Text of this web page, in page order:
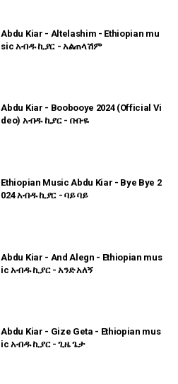
Abdu Kiar - Altelashim - Ethiopian mu
sic አብዱ ኪያር - አልጠላሽም
Abdu Kiar - Boobooye 2024 (Official Vi
deo) አብዱ ኪያር - ቡቡዬ
Ethiopian Music Abdu Kiar - Bye Bye 2
024 አብዱ ኪያር - ባይ ባይ
Abdu Kiar - And Alegn - Ethiopian mus
ic አብዱ ኪያር - አንድ አለኝ
Abdu Kiar - Gize Geta - Ethiopian mus
ic አብዱ ኪያር - ጊዜ ጌታ